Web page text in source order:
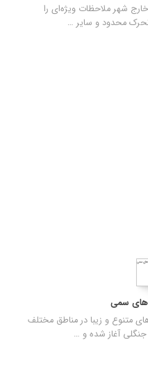
شهر ملاحظات ویژه‌ای را
تحرک محدود و سایر …
سمی
متنوع و زیبا در مناطق مختلف
آغاز شده و …